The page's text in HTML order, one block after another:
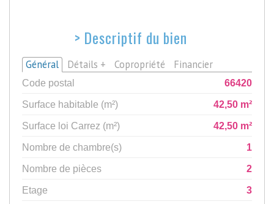
> Descriptif du bien
Général Détails + Copropriété Financier
Code postal
66420
Surface habitable (m²)
42,50 m²
Surface loi Carrez (m²)
42,50 m²
Nombre de chambre(s)
1
Nombre de pièces
2
Etage
3